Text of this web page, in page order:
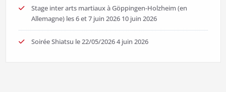
Stage inter arts martiaux à Göppingen-Holzheim (en
Allemagne) les 6 et 7 juin 2026 10 juin 2026
Soirée Shiatsu le 22/05/20264 juin 2026